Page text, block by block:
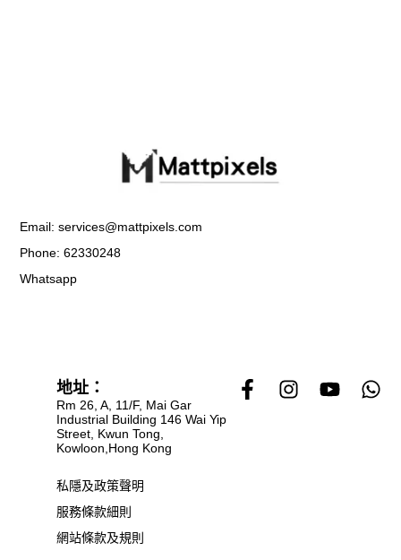
F
a
I Y W
地址：
Rm 26, A, 11/F, Mai Gar
Industrial Building 146 Wai Yip
Street, Kwun Tong,
Kowloon,Hong Kong
私隱及政策聲明
服務條款細則
網站條款及規則
Email: services@mattpixels.com
Phone: 62330248
Whatsapp